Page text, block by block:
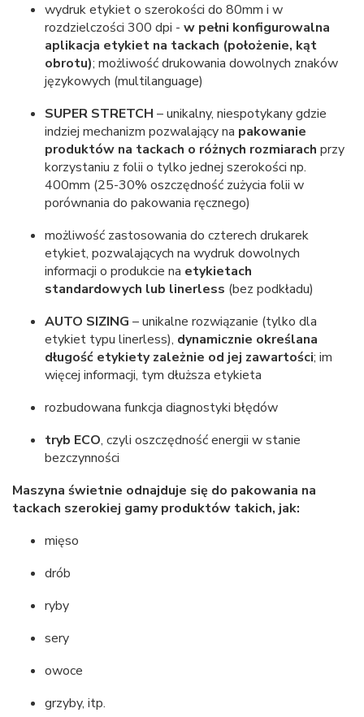
wydruk etykiet o szerokości do 80mm i w
rozdzielczości 300 dpi - w pełni konfigurowalna
aplikacja etykiet na tackach (położenie, kąt
obrotu); możliwość drukowania dowolnych znaków
językowych (multilanguage)
SUPER STRETCH – unikalny, niespotykany gdzie
indziej mechanizm pozwalający na pakowanie
produktów na tackach o różnych rozmiarach przy
korzystaniu z folii o tylko jednej szerokości np.
400mm (25-30% oszczędność zużycia folii w
porównania do pakowania ręcznego)
możliwość zastosowania do czterech drukarek
etykiet, pozwalających na wydruk dowolnych
informacji o produkcie na etykietach
standardowych lub linerless (bez podkładu)
AUTO SIZING – unikalne rozwiązanie (tylko dla
etykiet typu linerless), dynamicznie określana
długość etykiety zależnie od jej zawartości; im
więcej informacji, tym dłuższa etykieta
rozbudowana funkcja diagnostyki błędów
tryb ECO, czyli oszczędność energii w stanie
bezczynności
Maszyna świetnie odnajduje się do pakowania na
tackach szerokiej gamy produktów takich, jak:
mięso
drób
ryby
sery
owoce
grzyby, itp.